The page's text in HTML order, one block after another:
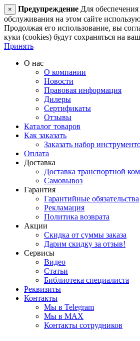
× Предупреждение Для
обслуживания на этом сайте
Продолжая его использование, вы
куки (cookies) будут сохраняться на
Принять
О нас
О компании
Новости
Правовая информация
Дилеры
Сертификаты
Отзывы
Каталог товаров
Как заказать
Заказать набор
Оплата
Доставка
Доставка транспортной
Самовывоз
Гарантия
Гарантийные обязательства
Рекламация
Политика возврата
Акции
Скидка от суммы заказа
Дарим скидку за отзыв!
Сервисы
Видео
Статьи
Библиотека специалиста
Реквизиты
Контакты
Мы в Telegram
Мы в MAX
Контакты сотрудников